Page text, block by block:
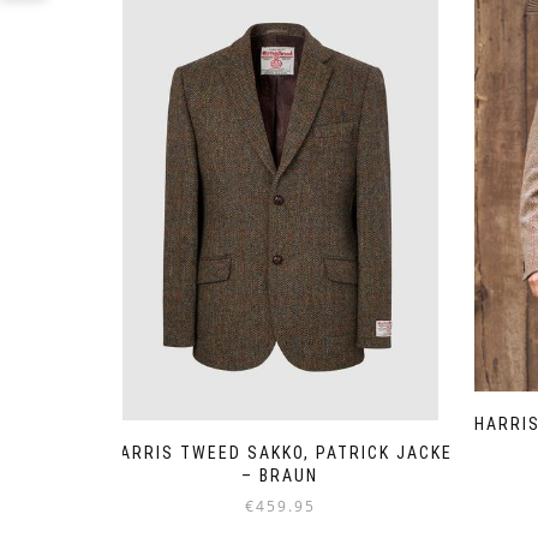
HARRIS TWEED SAKKO, PATRICK JACKE
– BRAUN
€459.95